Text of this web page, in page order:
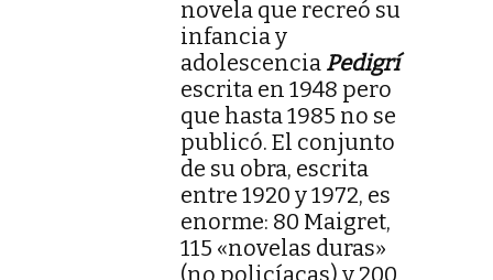
novela que recreó su
infancia y
adolescencia Pedigrí
escrita en 1948 pero
que hasta 1985 no se
publicó. El conjunto
de su obra, escrita
entre 1920 y 1972, es
enorme: 80 Maigret,
115 «novelas duras»
(no policíacas) y 200